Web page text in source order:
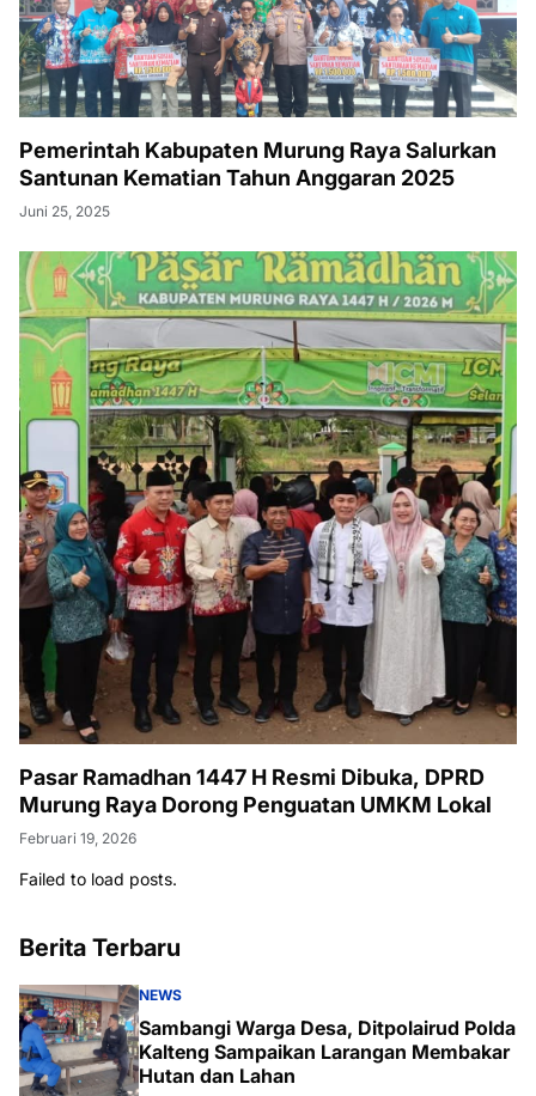
Pemerintah Kabupaten Murung Raya Salurkan
Santunan Kematian Tahun Anggaran 2025
Juni 25, 2025
Pasar Ramadhan 1447 H Resmi Dibuka, DPRD
Murung Raya Dorong Penguatan UMKM Lokal
Februari 19, 2026
Failed to load posts.
Berita Terbaru
NEWS
Sambangi Warga Desa, Ditpolairud Polda
Kalteng Sampaikan Larangan Membakar
Hutan dan Lahan